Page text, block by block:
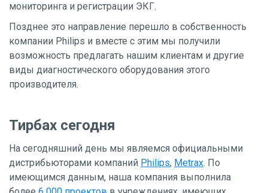
мониторинга и регистрации ЭКГ.
Позднее это направление перешло в собственность
компании Philips и вместе с этим мы получили
возможность предлагать нашим клиентам и другие
виды диагностического оборудования этого
производителя.
Тирбах сегодня
На сегодняшний день мы являемся официальными
дистрибьюторами компаний Philips, Metrax. По
имеющимся данным, наша компания выполнила